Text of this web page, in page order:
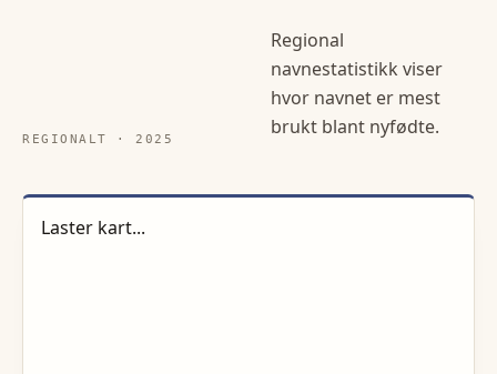
REGIONALT ·2025
Regional
navnestatistikk viser
hvor navnet er mest
brukt blant nyfødte.
Laster kart...